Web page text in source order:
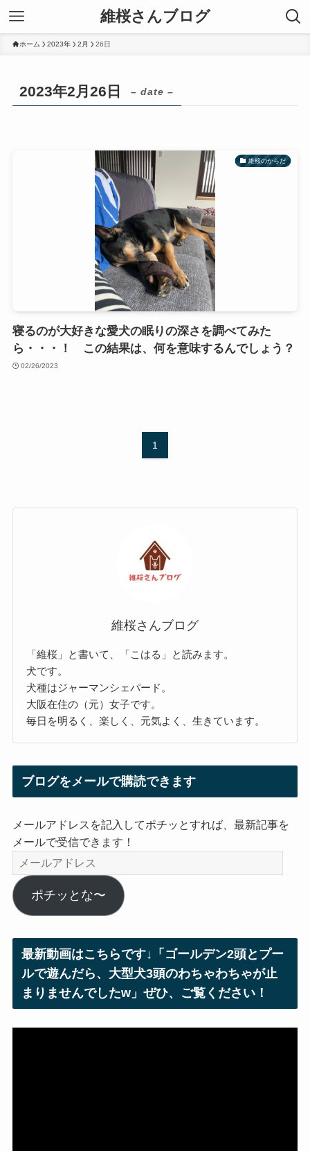
維桜さんブログ
ホーム 2023年 2月 26日
2023年2月26日 – date –
維桜のからだ
寝るのが大好きな愛犬の眠りの深さを調べてみた
ら・・・！ この結果は、何を意味するんでしょう？
02/26/2023
1
維桜さんブログ
「維桜」と書いて、「こはる」と読みます。
犬です。
犬種はジャーマンシェパード。
大阪在住の（元）女子です。
毎日を明るく、楽しく、元気よく、生きています。
ブログをメールで購読できます
メールアドレスを記入してポチッとすれば、最新記事を
メールで受信できます！
メ
ー
ル
ア
ス
ポチッとな〜
最新動画はこちらです↓「ゴールデン2頭とプー
ルで遊んだら、大型犬3頭のわちゃわちゃが止
まりませんでしたw」ぜひ、ご覧ください！